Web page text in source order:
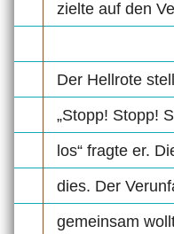
zielte auf den
Der Hellrote
„Stopp! Stopp!
los“ fragte er.
dies. Der
gemeinsam